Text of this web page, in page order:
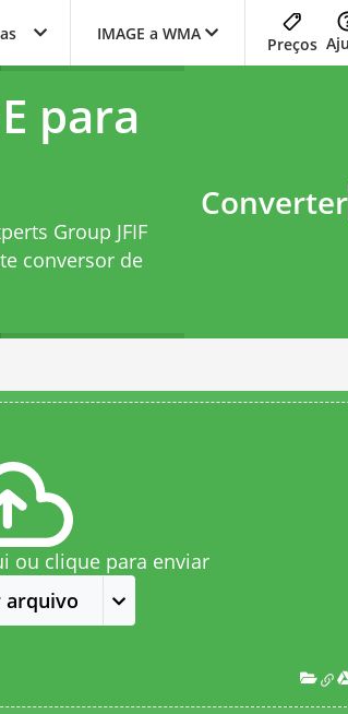
IMAGE a WMA
Preços
para
Group JFIF
conversor de
Converter
ou clique para enviar
arquivo